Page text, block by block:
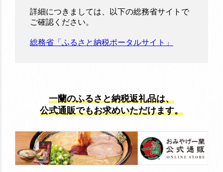
詳細につきましては、以下の総務省サイトで
ご確認ください。
総務省「ふるさと納税ポータルサイト」
一蘭のふるさと納税返礼品は、
公式通販でもお求めいただけます。